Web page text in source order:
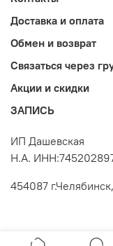
Доставка и оплата
Обмен и возврат
Связаться через
Акции и скидки
ЗАПИСЬ
ИП Дашевская
Н.А.
454087